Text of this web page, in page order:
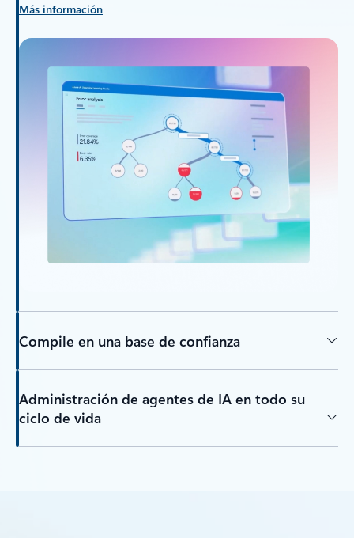
Más información
Compile en una base de confianza
Administración de agentes de IA en todo su
ciclo de vida